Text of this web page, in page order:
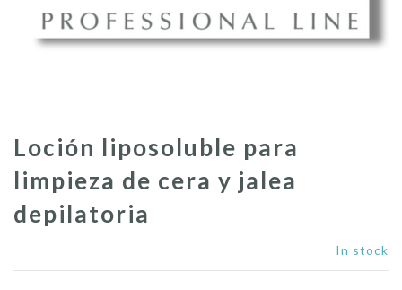
Loción liposoluble para
limpieza de cera y jalea
depilatoria
In stock